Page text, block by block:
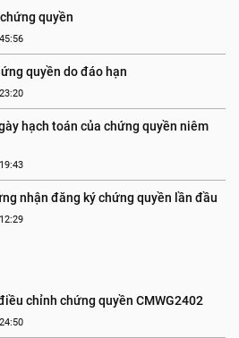
quyền
quyền do đáo hạn
hạch toán của chứng quyền niêm
nhận đăng ký chứng quyền lần đầu
chỉnh chứng quyền CMWG2402